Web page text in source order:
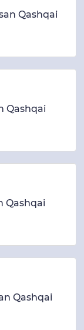
Qashqai
Qashqai
Qashqai
Qashqai